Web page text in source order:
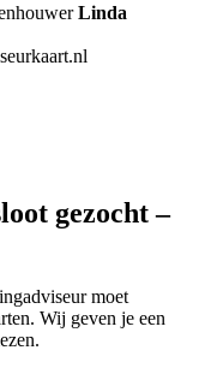
Linda
gezocht –
moet
Wij geven je een